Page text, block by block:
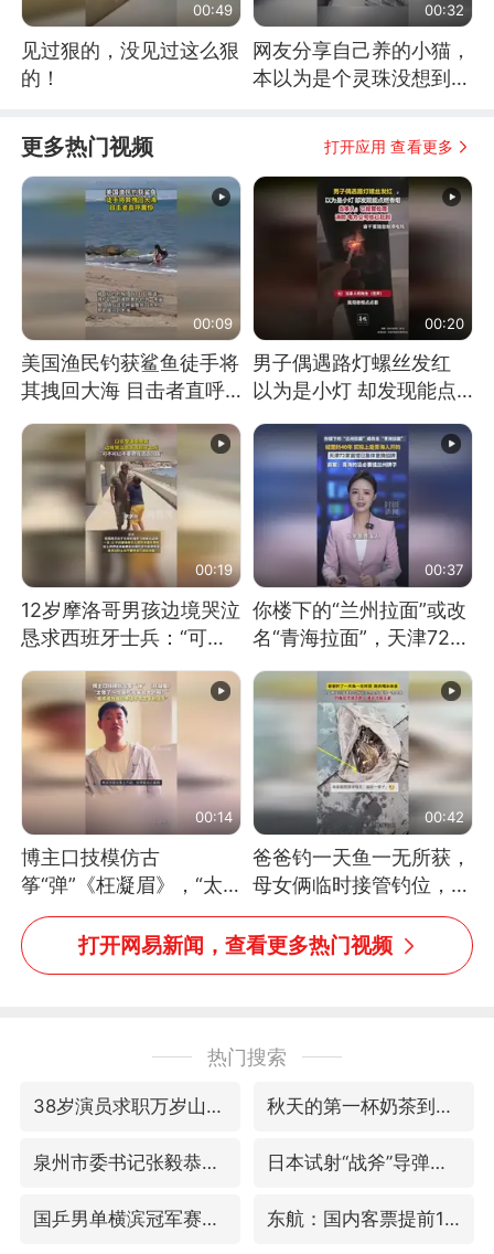
00:49
见过狠的，没见过这么狠
的！
00:32
网友分享自己养的小猫，
本以为是个灵珠没想到是
更多热门视频 打开应用 查看更多
00:09
美国渔民钓获鲨鱼徒手将
其拽回大海 目击者直呼
消息）
00:20
男子偶遇路灯螺丝发红
以为是小灯 却发现能点
处理
00:19
12岁摩洛哥男孩边境哭泣
恳求西班牙士兵：“可不
00:37
你楼下的“兰州拉面”或改
名“青海拉面”，天津72家
00:14
博主口技模仿古
筝“弹”《枉凝眉》，“太
像了～你是吃古筝长大的
吗？”“或将成为首位考级
不带古筝的选手。”（来
00:42
爸爸钓一天鱼一无所获，
母女俩临时接管钓位，用
玩具鱼竿钓上大鱼
打开网易新闻，查看更多热门视频
热门搜索
38岁演员求职万岁山NPC成功 秋天的第一杯奶茶到底有多火
泉州市委书记张毅恭被查 日本试射“战斧”导弹，国防部回应
国乒男单横滨冠军赛全军覆没 东航：国内客票提前14天免费退改